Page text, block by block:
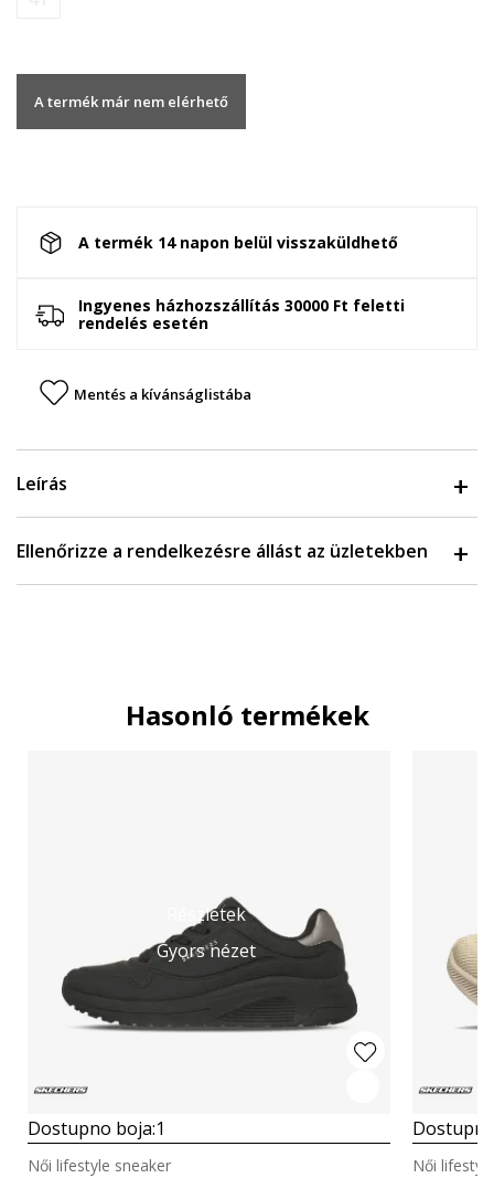
A termék már nem elérhető
A termék 14 napon belül visszaküldhető
Ingyenes házhozszállítás 30000 Ft feletti
rendelés esetén
Mentés a kívánságlistába
Leírás
Ellenőrizze a rendelkezésre állást az üzletekben
Hasonló termékek
Részletek
Gyors nézet
Dostupno boja:1
Női lifestyle sneaker Női